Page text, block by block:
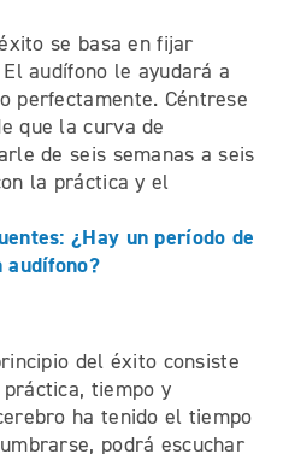
se basa en fijar
audífono le ayudará a
perfectamente. Céntrese
que la curva de
de seis semanas a seis
la práctica y el
¿Hay un período de
del éxito consiste
tiempo y
ha tenido el tiempo
podrá escuchar